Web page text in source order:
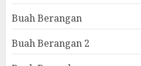
Buah Berangan
Buah Berangan 2